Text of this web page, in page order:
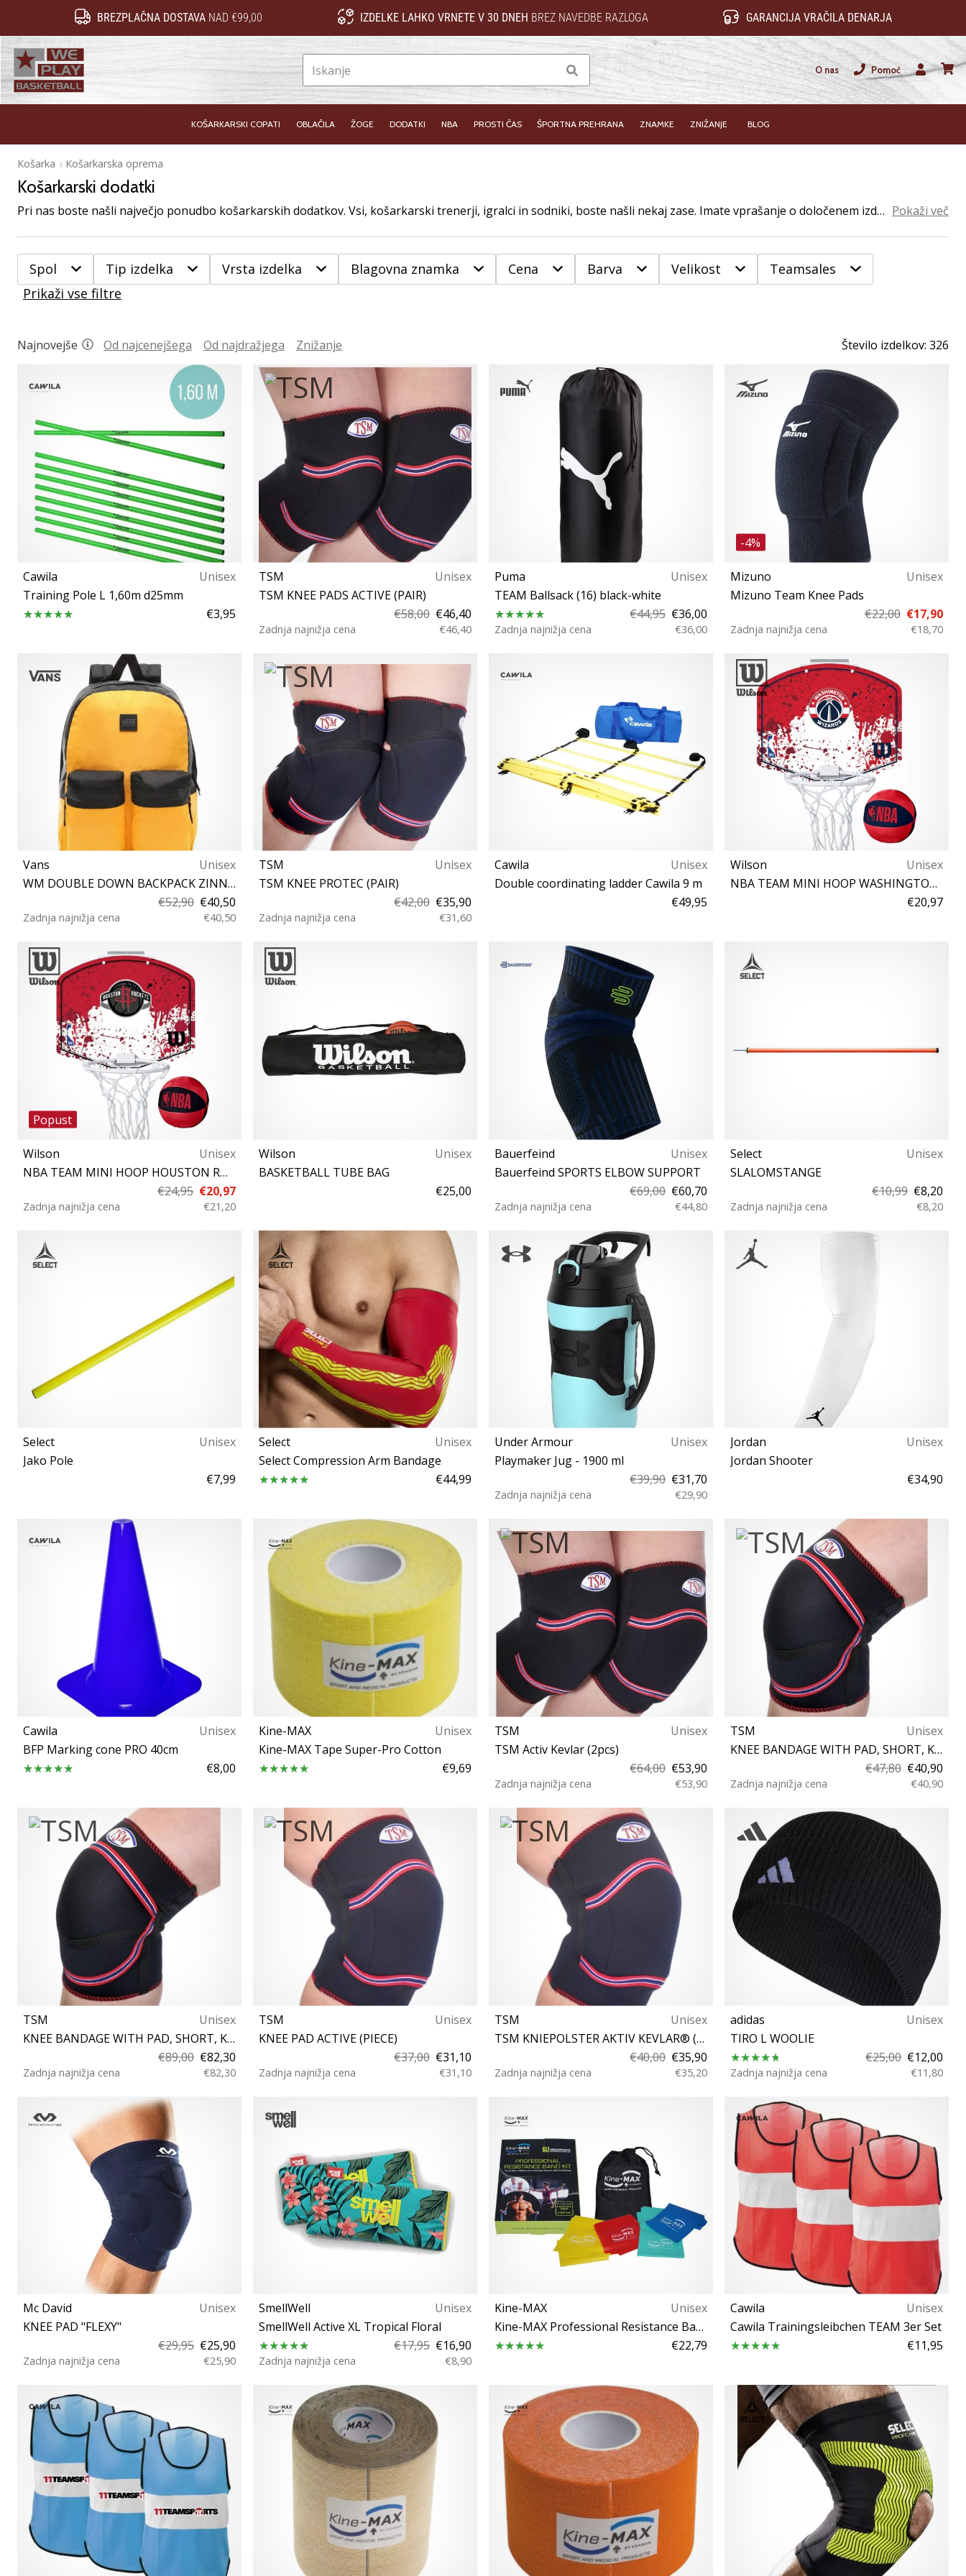
BREZPLAČNA DOSTAVA NAD €99,00 IZDELKE LAHKO VRNETE V 30 DNEH BREZ NAVEDBE RAZLOGA GARANCIJA VRAČILA DENARJA
Iskanje O nas
Pomoč
Uporabnik
KOŠARKARSKI COPATI OBLAČILA ŽOGE DODATKI NBA PROSTI ČAS ŠPORTNA PREHRANA ZNAMKE ZNIŽANJE BLOG
Košarka Košarkarska oprema
Košarkarski dodatki
Pri nas boste našli največjo ponudbo košarkarskih dodatkov. Vsi, košarkarski trenerji, igralci in sodniki, boste našli nekaj zase. Imate vprašanje o določenem izdelku? Potem se obrnite na naše strokovnjake in z veseljem vam bomo pomagali. Pokaži več
Spol Tip izdelka Vrsta izdelka Blagovna znamka Cena Barva Velikost
Teamsales
Prikaži vse filtre
Najnovejše Od najcenejšega Od najdražjega Znižanje Število izdelkov: 326
Cawila
Unisex
Training Pole L 1,60m d25mm
€3,95
OS
TSM
Unisex
TSM KNEE PADS ACTIVE (PAIR)
€58,00 €46,40
Zadnja najnižja cena €46,40
XS S M L XL
Puma
Unisex
TEAM Ballsack (16) black-white
€44,95 €36,00
Zadnja najnižja cena €36,00
-4%
Mizuno
Unisex
Mizuno Team Knee Pads
€22,00 €17,90
Zadnja najnižja cena €18,70
S M L XL
Vans
Unisex
WM DOUBLE DOWN BACKPACK ZINNIA/BLACK
€52,90 €40,50
Zadnja najnižja cena €40,50
Univerzalna velikost
TSM
Unisex
TSM KNEE PROTEC (PAIR)
€42,00 €35,90
Zadnja najnižja cena €31,60
Cawila
Unisex
Double coordinating ladder Cawila 9 m
€49,95
OS
Wilson
Unisex
NBA TEAM MINI HOOP WASHINGTON WIZARDS
€20,97
Popust
Wilson
Unisex
NBA TEAM MINI HOOP HOUSTON ROCKETS
€24,95 €20,97
Zadnja najnižja cena €21,20
Wilson
Unisex
BASKETBALL TUBE BAG
€25,00
Bauerfeind
Unisex
Bauerfeind SPORTS ELBOW SUPPORT
€69,00 €60,70
Zadnja najnižja cena €44,80
XS S
Select
Unisex
SLALOMSTANGE
€10,99 €8,20
Zadnja najnižja cena €8,20
Select
Unisex
Jako Pole
€7,99
111
Select
Unisex
Select Compression Arm Bandage
€44,99
Under Armour
Unisex
Playmaker Jug - 1900 ml
€39,90 €31,70
Zadnja najnižja cena €29,90
Jordan
Unisex
Jordan Shooter
€34,90
L/XL
Cawila
Unisex
BFP Marking cone PRO 40cm
€8,00
OS
Kine-MAX
Unisex
Kine-MAX Tape Super-Pro Cotton
€9,69
Univerzalna velikost
TSM
Unisex
TSM Activ Kevlar (2pcs)
€64,00 €53,90
Zadnja najnižja cena €53,90
XS S M L XL
TSM
Unisex
KNEE BANDAGE WITH PAD, SHORT, KEVLAR® (PIECE)
€47,80 €40,90
Zadnja najnižja cena €40,90
TSM
Unisex
KNEE BANDAGE WITH PAD, SHORT, KEVLAR® (PAIR)
€89,00 €82,30
Zadnja najnižja cena €82,30
XS S M L XL XXL
TSM
Unisex
KNEE PAD ACTIVE (PIECE)
€37,00 €31,10
Zadnja najnižja cena €31,10
TSM
Unisex
TSM KNIEPOLSTER AKTIV KEVLAR® (STÜCK)
€40,00 €35,90
Zadnja najnižja cena €35,20
adidas
Unisex
TIRO L WOOLIE
€25,00 €12,00
Zadnja najnižja cena €11,80
OSFM OSFW OSFC OSFL OSFY
Mc David
Unisex
KNEE PAD "FLEXY"
€29,95 €25,90
Zadnja najnižja cena €25,90
SmellWell
Unisex
SmellWell Active XL Tropical Floral
€17,95 €16,90
Zadnja najnižja cena €8,90
Univerzalna velikost
Kine-MAX
Unisex
Kine-MAX Professional Resistance Band Kit - Level 1-4
€22,79
Univerzalna velikost
Cawila
Unisex
Cawila Trainingsleibchen TEAM 3er Set
€11,95
Senior XL